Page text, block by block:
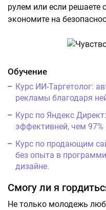
рулем или если решаете
экономите на
Обучение
Курс ИИ-Таргетолог:
рекламы благодаря
Курс по Яндекс
эффективней, чем
Курс по продающим
без опыта в
дизайне.
Смогу ли я
Не только молодежь